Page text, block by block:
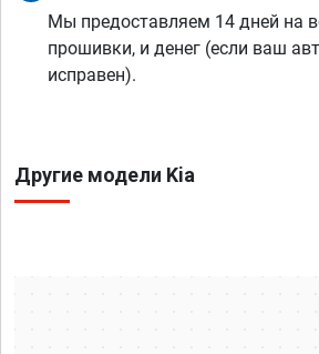
Мы предоставляем 14 дней на
прошивки, и денег (если ваш
исправен).
Другие модели Kia